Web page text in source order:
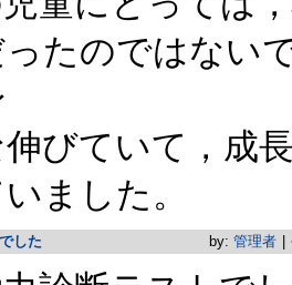
たのではない
びていて，成
ました。
した by: 管理者